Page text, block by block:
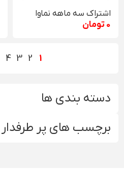
دسته بندی ها
برچسب های پر طرفدار
اشتراک سه ماهه نماوا
0 تومان
1
2
3
4